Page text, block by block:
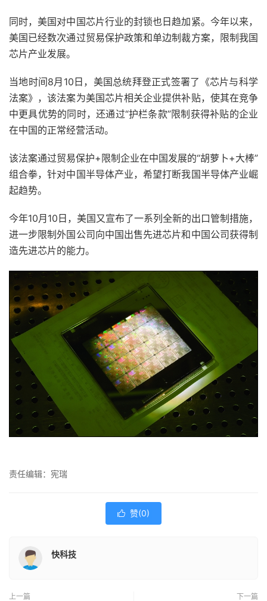
同时，美国对中国芯片行业的封锁也日趋加紧。今年以来，
美国已经数次通过贸易保护政策和单边制裁方案，限制我国
芯片产业发展。
当地时间8月10日，美国总统拜登正式签署了《芯片与科学
法案》，该法案为美国芯片相关企业提供补贴，使其在竞争
中更具优势的同时，还通过“护栏条款”限制获得补贴的企业
在中国的正常经营活动。
该法案通过贸易保护+限制企业在中国发展的“胡萝卜+大棒”
组合拳，针对中国半导体产业，希望打断我国半导体产业崛
起趋势。
今年10月10日，美国又宣布了一系列全新的出口管制措施，
进一步限制外国公司向中国出售先进芯片和中国公司获得制
造先进芯片的能力。
责任编辑：宪瑞
 赞(0)
快科技
上一篇 下一篇